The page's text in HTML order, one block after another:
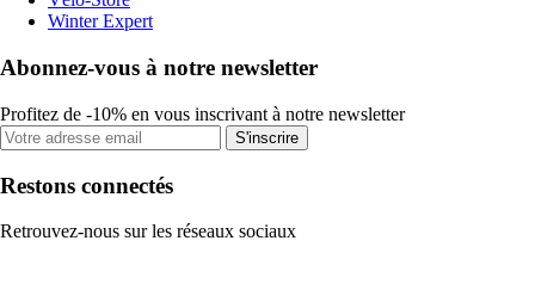
Winter Expert
Abonnez-vous à notre newsletter
Profitez de -10% en vous inscrivant à notre newsletter
S'inscrire
Restons connectés
Retrouvez-nous sur les réseaux sociaux